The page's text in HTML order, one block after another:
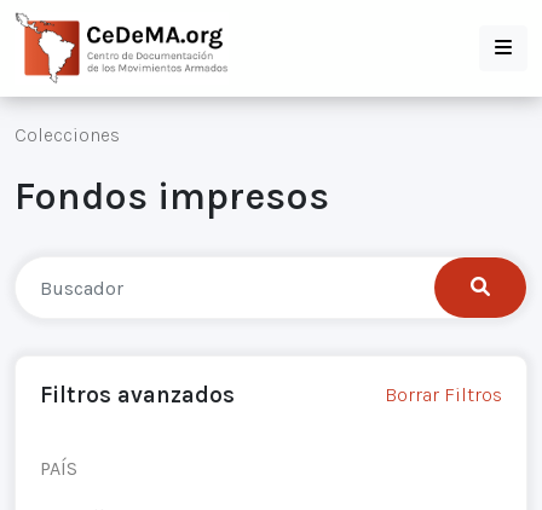
Colecciones
Fondos impresos
Filtros avanzados Borrar Filtros
PAÍS